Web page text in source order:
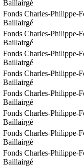
Baillairgé
Fonds Charles-Philippe-
Baillairgé
Fonds Charles-Philippe-
Baillairgé
Fonds Charles-Philippe-
Baillairgé
Fonds Charles-Philippe-
Baillairgé
Fonds Charles-Philippe-
Baillairgé
Fonds Charles-Philippe-
Baillairgé
Fonds Charles-Philippe-
Baillairgé
Fonds Charles-Philippe-
Baillairgé